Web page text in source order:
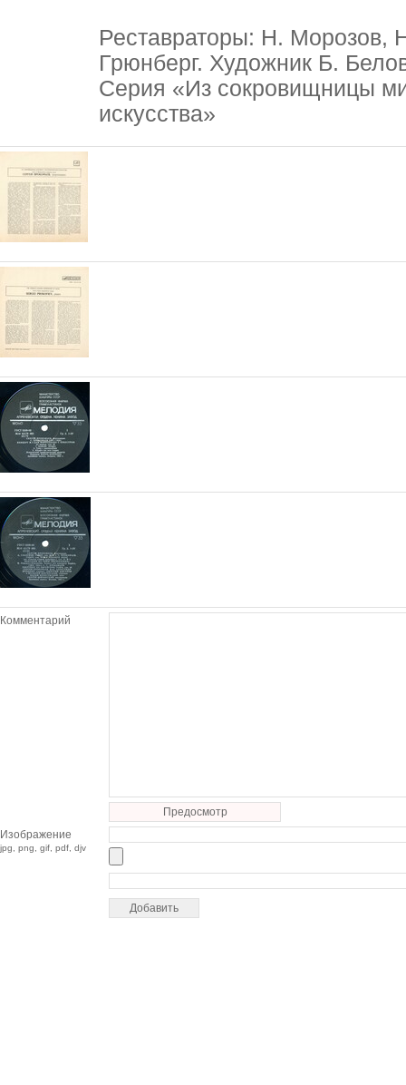
Реставраторы: Н. Морозов,
Грюнберг. Художник Б.
Серия «Из сокровищницы
искусства»
Комментарий
Предосмотр
Изображение
jpg, png, gif, pdf, djv